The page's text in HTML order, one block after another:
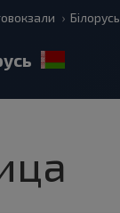
Білорусь